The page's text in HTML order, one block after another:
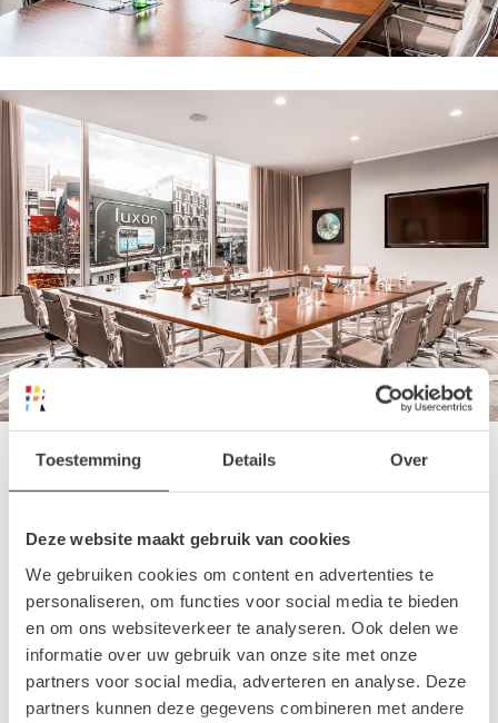
Toestemming Details Over
Deze website maakt gebruik van cookies
We gebruiken cookies om content en advertenties te
personaliseren, om functies voor social media te bieden
en om ons websiteverkeer te analyseren. Ook delen we
informatie over uw gebruik van onze site met onze
partners voor social media, adverteren en analyse. Deze
partners kunnen deze gegevens combineren met andere
Hilton Event Ready Hybrid
Solutions
Samen met Hilton Event Ready Hybrid
Solutions, zijn de Hilton hotels in Nederland
uitgerust om een hybride vergadering te
organiseren, die hygiënisch, flexibel, veilig en